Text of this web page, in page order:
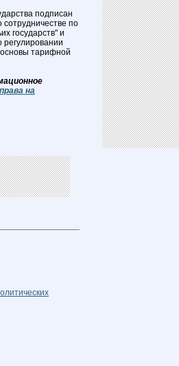
подписан
по
государств" и
основы тарифной
на